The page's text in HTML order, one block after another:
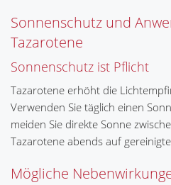
Sonnenschutz und
Tazarotene
Sonnenschutz ist Pflicht
Tazarotene erhöht die
Verwenden Sie täglich einen
meiden Sie direkte Sonne
Tazarotene abends auf
Mögliche